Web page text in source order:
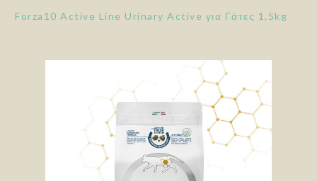
Forza10 Active Line Urinary Active για Γάτες 1,5kg